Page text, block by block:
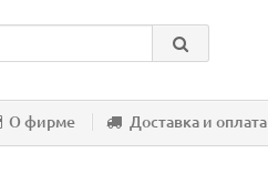
О фирме Доставка и оплата